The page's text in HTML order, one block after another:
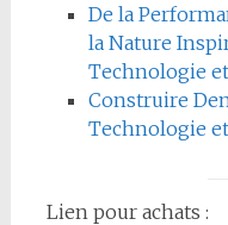
De la
la Nature
Technologie
Construire
Technologie
Lien pour achats :